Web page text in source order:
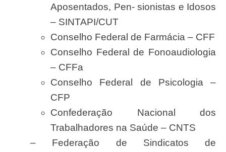
Aposentados, Pen- sionistas e Idosos
– SINTAPI/CUT
Conselho Federal de Farmácia – CFF
Conselho Federal de Fonoaudiologia
– CFFa
Conselho Federal de Psicologia –
CFP
Confederação Nacional dos
Trabalhadores na Saúde – CNTS
– Federação de Sindicatos de